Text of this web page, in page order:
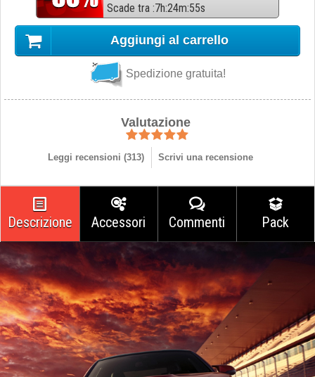
Scade tra :7h:24m:54s
Aggiungi al carrello
Spedizione gratuita!
Valutazione
Leggi recensioni (313) Scrivi una recensione
Descrizione Accessori Commenti Pack